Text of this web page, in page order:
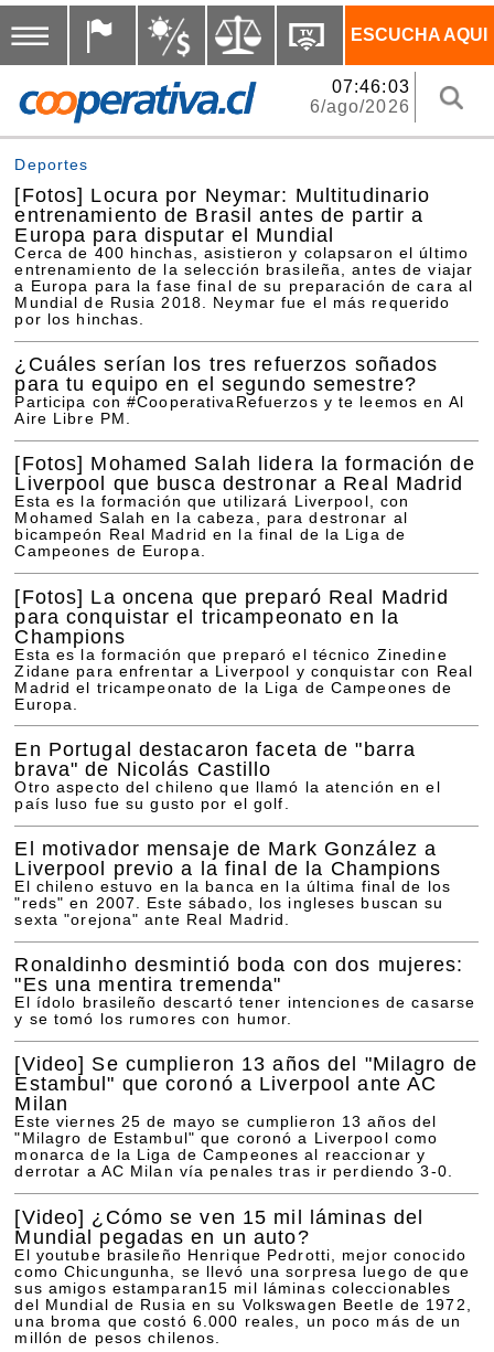
ESCUCHA AQUI
07:46:03
6/ago/2026
Deportes
[Fotos] Locura por Neymar: Multitudinario
entrenamiento de Brasil antes de partir a
Europa para disputar el Mundial
Cerca de 400 hinchas, asistieron y colapsaron el último
entrenamiento de la selección brasileña, antes de viajar
a Europa para la fase final de su preparación de cara al
Mundial de Rusia 2018. Neymar fue el más requerido
por los hinchas.
¿Cuáles serían los tres refuerzos soñados
para tu equipo en el segundo semestre?
Participa con #CooperativaRefuerzos y te leemos en Al
Aire Libre PM.
[Fotos] Mohamed Salah lidera la formación de
Liverpool que busca destronar a Real Madrid
Esta es la formación que utilizará Liverpool, con
Mohamed Salah en la cabeza, para destronar al
bicampeón Real Madrid en la final de la Liga de
Campeones de Europa.
[Fotos] La oncena que preparó Real Madrid
para conquistar el tricampeonato en la
Champions
Esta es la formación que preparó el técnico Zinedine
Zidane para enfrentar a Liverpool y conquistar con Real
Madrid el tricampeonato de la Liga de Campeones de
Europa.
En Portugal destacaron faceta de "barra
brava" de Nicolás Castillo
Otro aspecto del chileno que llamó la atención en el
país luso fue su gusto por el golf.
El motivador mensaje de Mark González a
Liverpool previo a la final de la Champions
El chileno estuvo en la banca en la última final de los
"reds" en 2007. Este sábado, los ingleses buscan su
sexta "orejona" ante Real Madrid.
Ronaldinho desmintió boda con dos mujeres:
"Es una mentira tremenda"
El ídolo brasileño descartó tener intenciones de casarse
y se tomó los rumores con humor.
[Video] Se cumplieron 13 años del "Milagro de
Estambul" que coronó a Liverpool ante AC
Milan
Este viernes 25 de mayo se cumplieron 13 años del
"Milagro de Estambul" que coronó a Liverpool como
monarca de la Liga de Campeones al reaccionar y
derrotar a AC Milan vía penales tras ir perdiendo 3-0.
[Video] ¿Cómo se ven 15 mil láminas del
Mundial pegadas en un auto?
El youtube brasileño Henrique Pedrotti, mejor conocido
como Chicungunha, se llevó una sorpresa luego de que
sus amigos estamparan15 mil láminas coleccionables
del Mundial de Rusia en su Volkswagen Beetle de 1972,
una broma que costó 6.000 reales, un poco más de un
millón de pesos chilenos.